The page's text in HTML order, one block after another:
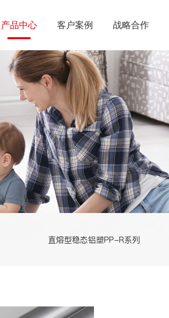
产品中心 客户案例 战略合作
直熔型稳态铝塑PP-R系列